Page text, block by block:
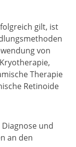
gilt, ist
von
Therapie
Retinoide
und
an den